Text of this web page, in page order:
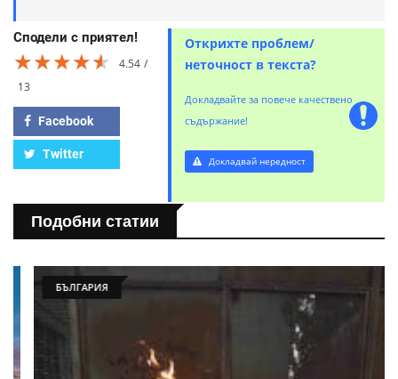
Сподели с приятел!
★★★★★
★★★★★
★★★★★
4.54
13
Facebook
Twitter
Открихте проблем/
неточност в текста?
Докладвайте за повече качествено
съдържание!
Докладвай нередност
Подобни статии
БЪЛГАРИЯ